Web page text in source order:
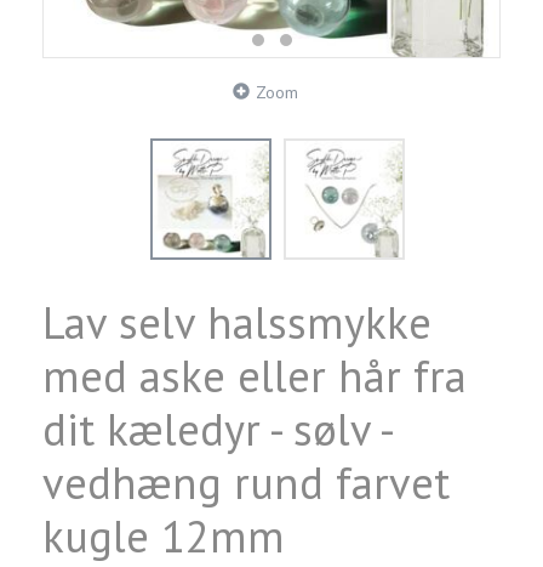
Zoom
Lav selv halssmykke
med aske eller hår fra
dit kæledyr - sølv -
vedhæng rund farvet
kugle 12mm